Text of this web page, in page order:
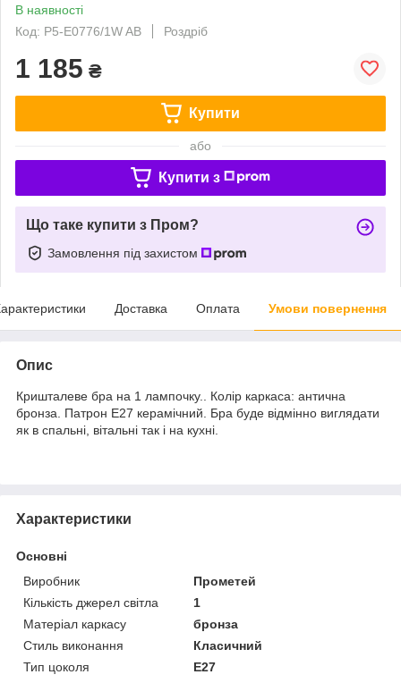
В наявності
Код: P5-E0776/1W AB
Роздріб
1 185 ₴
Купити
або
Купити з
Що таке купити з Пром?
Замовлення під захистом
Доставка Оплата Умови повернення
Опис
Кришталеве бра на 1 лампочку.. Колір каркаса: антична
бронза. Патрон Е27 керамічний. Бра буде відмінно виглядати
як в спальні, вітальні так і на кухні.
Характеристики
Основні
Виробник
Прометей
Кількість джерел світла
1
Матеріал каркасу
бронза
Стиль виконання
Класичний
Тип цоколя
E27